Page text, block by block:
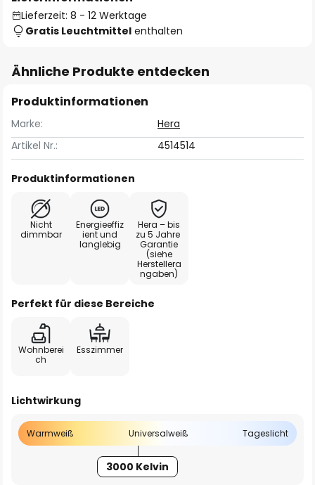
Lieferzeit: 8 - 12 Werktage
Gratis Leuchtmittel enthalten
Ähnliche Produkte entdecken
Produktinformationen
Marke:
Hera
Artikel Nr.:
4514514
Produktinformationen
Nicht
dimmbar
Energieeffiz
ient und
langlebig
Hera – bis
zu 5 Jahre
Garantie
(siehe
Herstellera
ngaben)
Perfekt für diese Bereiche
Wohnberei
ch
Esszimmer
Lichtwirkung
Warmweiß Universalweiß Tageslicht
3000 Kelvin